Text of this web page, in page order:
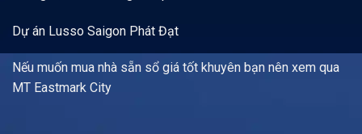
Dự án Lusso Saigon Phát Đạt
Nếu muốn mua nhà sẵn sổ giá tốt khuyên bạn nên xem qua
MT Eastmark City